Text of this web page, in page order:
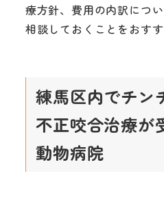
療方針、費用の内訳につ
相談しておくことをおすす
練馬区内でチン
不正咬合治療が
動物病院